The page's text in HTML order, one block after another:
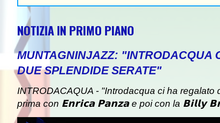
NOTIZIA IN PRIMO PIANO
MUNTAGNINJAZZ: "INTRODACQUA
DUE SPLENDIDE SERATE"
INTRODACAQUA - "Introdacqua ci ha regalato
prima con 𝗘𝗻𝗿𝗶𝗰𝗮 𝗣𝗮𝗻𝘇𝗮 e poi con la 𝗕𝗶𝗹𝗹𝘆